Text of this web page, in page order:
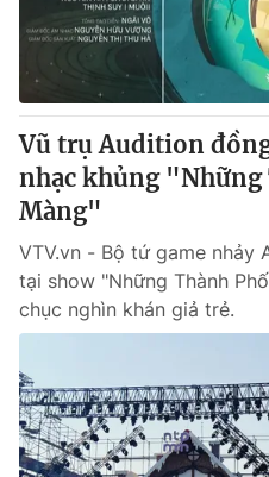
Sản phẩm
Thị trường
Tư vấn
Lịch phát sóng
Chuyên mục khác
Emagazine
Photo
Video
VTV Money
VTV Sức khoẻ
Vũ trụ Audition
nhạc khủng "Những
Màng"
VTV.vn - Bộ tứ game nhảy
tại show "Những Thành
chục nghìn khán giả trẻ.